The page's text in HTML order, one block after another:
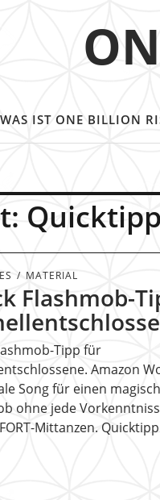
WAS IST ONE BILLION
Quicktipp
MATERIAL
Flashmob-
Tipp für
Amazon
Song für einen
ohne jede
Mittanzen.